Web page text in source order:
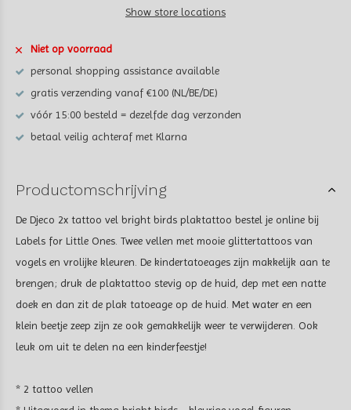
Show store locations
Niet op voorraad
personal shopping assistance available
gratis verzending vanaf €100 (NL/BE/DE)
vóór 15:00 besteld = dezelfde dag verzonden
betaal veilig achteraf met Klarna
Productomschrijving
De Djeco 2x tattoo vel bright birds plaktattoo bestel je online bij
Labels for Little Ones. Twee vellen met mooie glittertattoos van
vogels en vrolijke kleuren. De kindertatoeages zijn makkelijk aan te
brengen; druk de plaktattoo stevig op de huid, dep met een natte
doek en dan zit de plak tatoeage op de huid. Met water en een
klein beetje zeep zijn ze ook gemakkelijk weer te verwijderen. Ook
leuk om uit te delen na een kinderfeestje!
* 2 tattoo vellen